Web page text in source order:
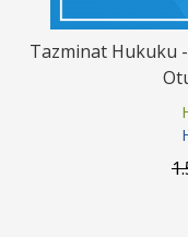
Tazminat Hukuku